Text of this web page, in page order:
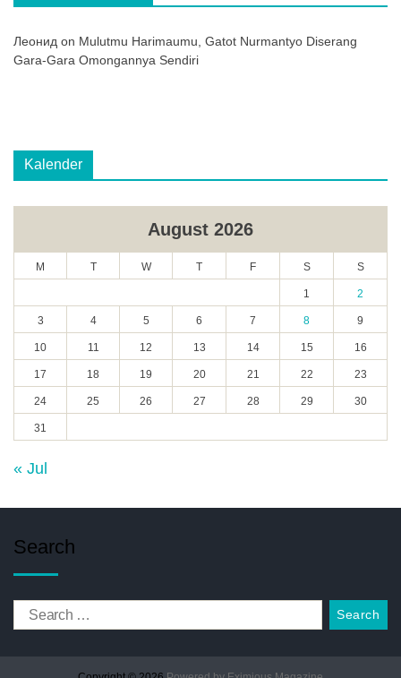
Леонид on Mulutmu Harimaumu, Gatot Nurmantyo Diserang
Gara-Gara Omongannya Sendiri
Kalender
August 2026
M T W T F S S
1 2
3 4 5 6 7 8 9
10 11 12 13 14 15 16
17 18 19 20 21 22 23
24 25 26 27 28 29 30
31
« Jul
Search